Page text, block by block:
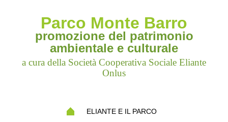
Parco Monte Barro
promozione del patrimonio
ambientale e culturale
a cura della Società Cooperativa Sociale Eliante
Onlus
ELIANTE E IL PARCO